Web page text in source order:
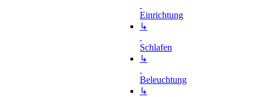
Einrichtung
↳
Schlafen
↳
Beleuchtung
↳